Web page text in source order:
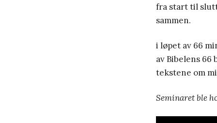
fra start til
sammen.
i løpet av 66
av Bibelens
tekstene om
Seminaret ble